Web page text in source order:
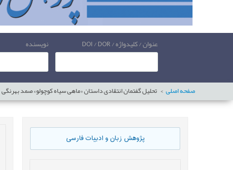
عنوان / کلیدواژه / DOI / DOR نویسنده
صفحه اصلی تحلیل گفتمان انتقادی داستان «ماهی سیاه کوچولو» صمد بهرنگی
پژوهش زبان و ادبیات فارسی